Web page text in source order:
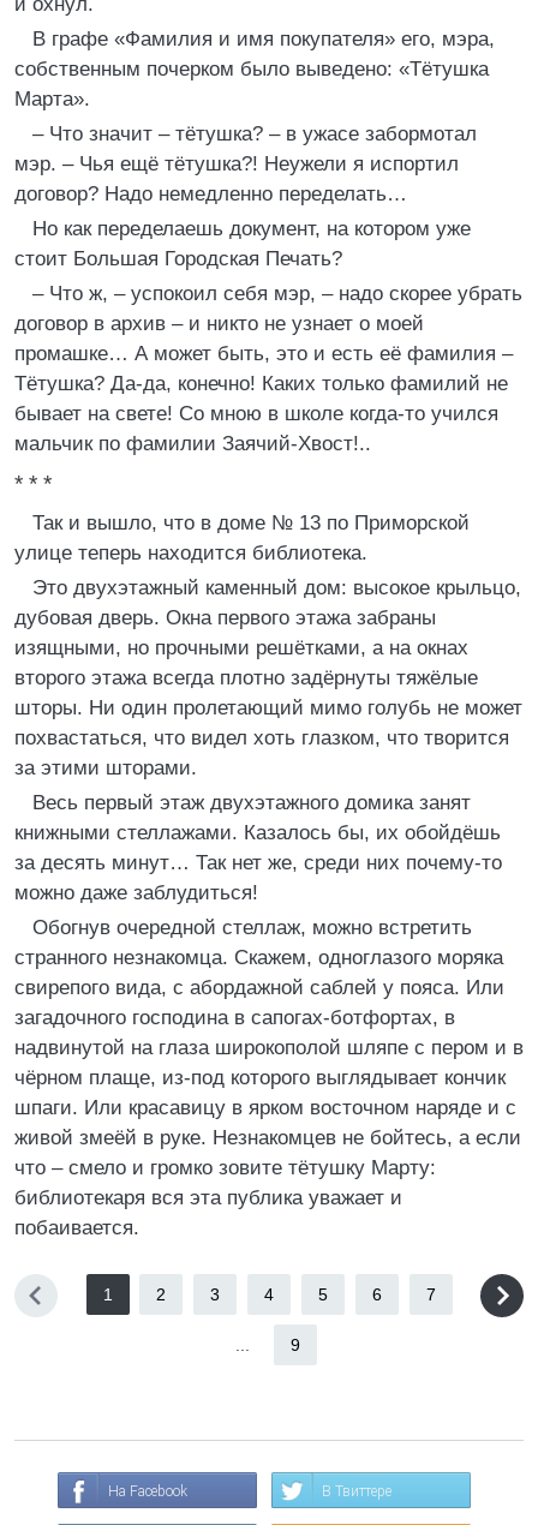
В графе «Фамилия и имя покупателя» его, мэра,
собственным почерком было выведено: «Тётушка
Марта».
– Что значит – тётушка? – в ужасе забормотал
мэр. – Чья ещё тётушка?! Неужели я испортил
договор? Надо немедленно переделать…
Но как переделаешь документ, на котором уже
стоит Большая Городская Печать?
– Что ж, – успокоил себя мэр, – надо скорее убрать
договор в архив – и никто не узнает о моей
промашке… А может быть, это и есть её фамилия –
Тётушка? Да-да, конечно! Каких только фамилий не
бывает на свете! Со мною в школе когда-то учился
мальчик по фамилии Заячий-Хвост!..
* * *
Так и вышло, что в доме № 13 по Приморской
улице теперь находится библиотека.
Это двухэтажный каменный дом: высокое крыльцо,
дубовая дверь. Окна первого этажа забраны
изящными, но прочными решётками, а на окнах
второго этажа всегда плотно задёрнуты тяжёлые
шторы. Ни один пролетающий мимо голубь не может
похвастаться, что видел хоть глазком, что творится
за этими шторами.
Весь первый этаж двухэтажного домика занят
книжными стеллажами. Казалось бы, их обойдёшь
за десять минут… Так нет же, среди них почему-то
можно даже заблудиться!
Обогнув очередной стеллаж, можно встретить
странного незнакомца. Скажем, одноглазого моряка
свирепого вида, с абордажной саблей у пояса. Или
загадочного господина в сапогах-ботфортах, в
надвинутой на глаза широкополой шляпе с пером и в
чёрном плаще, из-под которого выглядывает кончик
шпаги. Или красавицу в ярком восточном наряде и с
живой змеёй в руке. Незнакомцев не бойтесь, а если
что – смело и громко зовите тётушку Марту:
библиотекаря вся эта публика уважает и
побаивается.
1 2 3 4 5 6 7
9
На Facebook В Твиттере